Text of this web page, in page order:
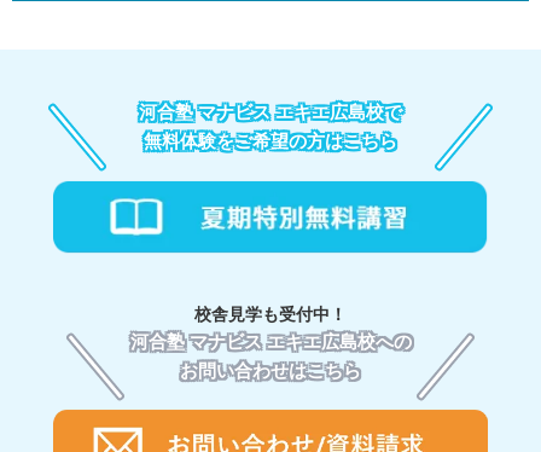
校舎見学も受付中！
河合塾 マナビス エキエ広島校への
お問い合わせはこちら
河合塾 マナビス エキエ広島校で
無料体験をご希望の方はこちら